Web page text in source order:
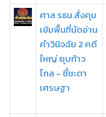
ศาล รธน.สั่งคุม
เข้มพื้นที่นัดอ่าน
คำวินิจฉัย 2 คดี
ใหญ่ ยุบก้าว
ไกล - ชี้ชะตา
เศรษฐา